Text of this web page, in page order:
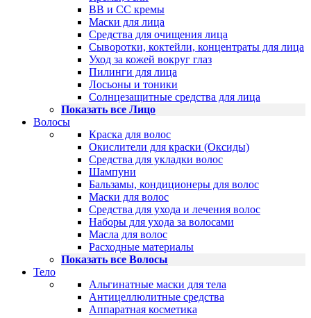
BB и CC кремы
Маски для лица
Средства для очищения лица
Сыворотки, коктейли, концентраты для лица
Уход за кожей вокруг глаз
Пилинги для лица
Лосьоны и тоники
Солнцезащитные средства для лица
Показать все Лицо
Волосы
Краска для волос
Окислители для краски (Оксиды)
Средства для укладки волос
Шампуни
Бальзамы, кондиционеры для волос
Маски для волос
Средства для ухода и лечения волос
Наборы для ухода за волосами
Масла для волос
Расходные материалы
Показать все Волосы
Тело
Альгинатные маски для тела
Антицеллюлитные средства
Аппаратная косметика